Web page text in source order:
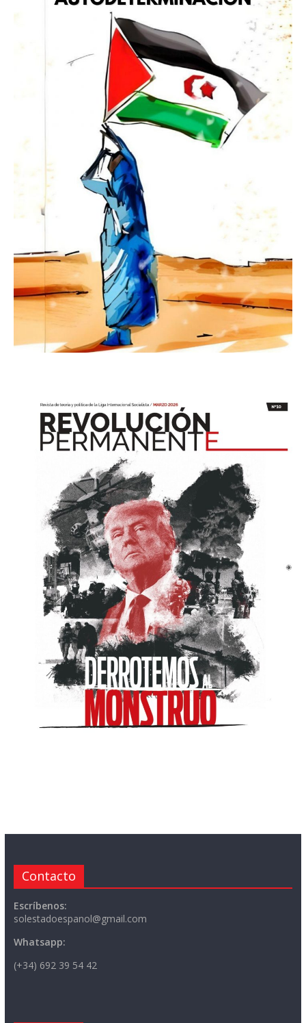
Contacto
Escríbenos:
solestadoespanol@gmail.com
Whatsapp:
(+34) 692 39 54 42